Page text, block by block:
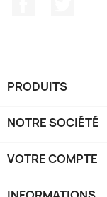
PRODUITS
NOTRE SOCIÉTÉ
VOTRE COMPTE